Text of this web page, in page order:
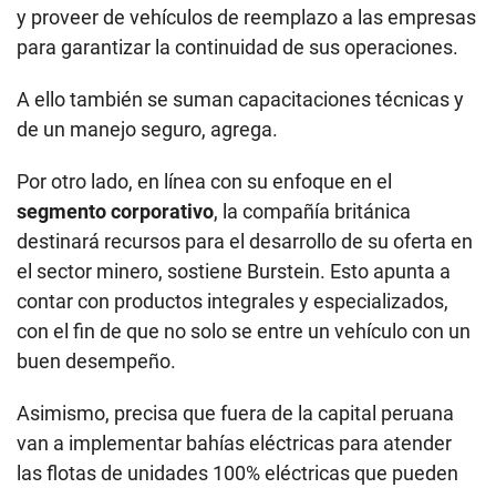
y proveer de vehículos de reemplazo a las empresas
para garantizar la continuidad de sus operaciones.
A ello también se suman capacitaciones técnicas y
de un manejo seguro, agrega.
Por otro lado, en línea con su enfoque en el
segmento corporativo, la compañía británica
destinará recursos para el desarrollo de su oferta en
el sector minero, sostiene Burstein. Esto apunta a
contar con productos integrales y especializados,
con el fin de que no solo se entre un vehículo con un
buen desempeño.
Asimismo, precisa que fuera de la capital peruana
van a implementar bahías eléctricas para atender
las flotas de unidades 100% eléctricas que pueden